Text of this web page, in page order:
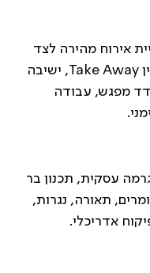
אירוח מהירה לצד
שהייה ממושכת, תוך יצירת איזון בין Take Away, ישיבה
מפגש, עבודה
עסקית, תכנון בר
תאורה, נגרות,
אדריכלי.